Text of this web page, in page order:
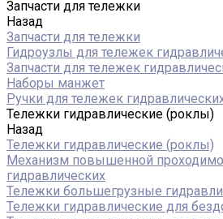
Запчасти для тележки
Назад
Запчасти для тележки
Гидроузлы для тележек
Запчасти для тележек
Наборы манжет
Ручки для тележек
Тележки гидравлические (роклы)
Назад
Тележки гидравлические (роклы)
Механизм повышенной
гидравлических
Тележки большегрузные
Тележки гидравлические для